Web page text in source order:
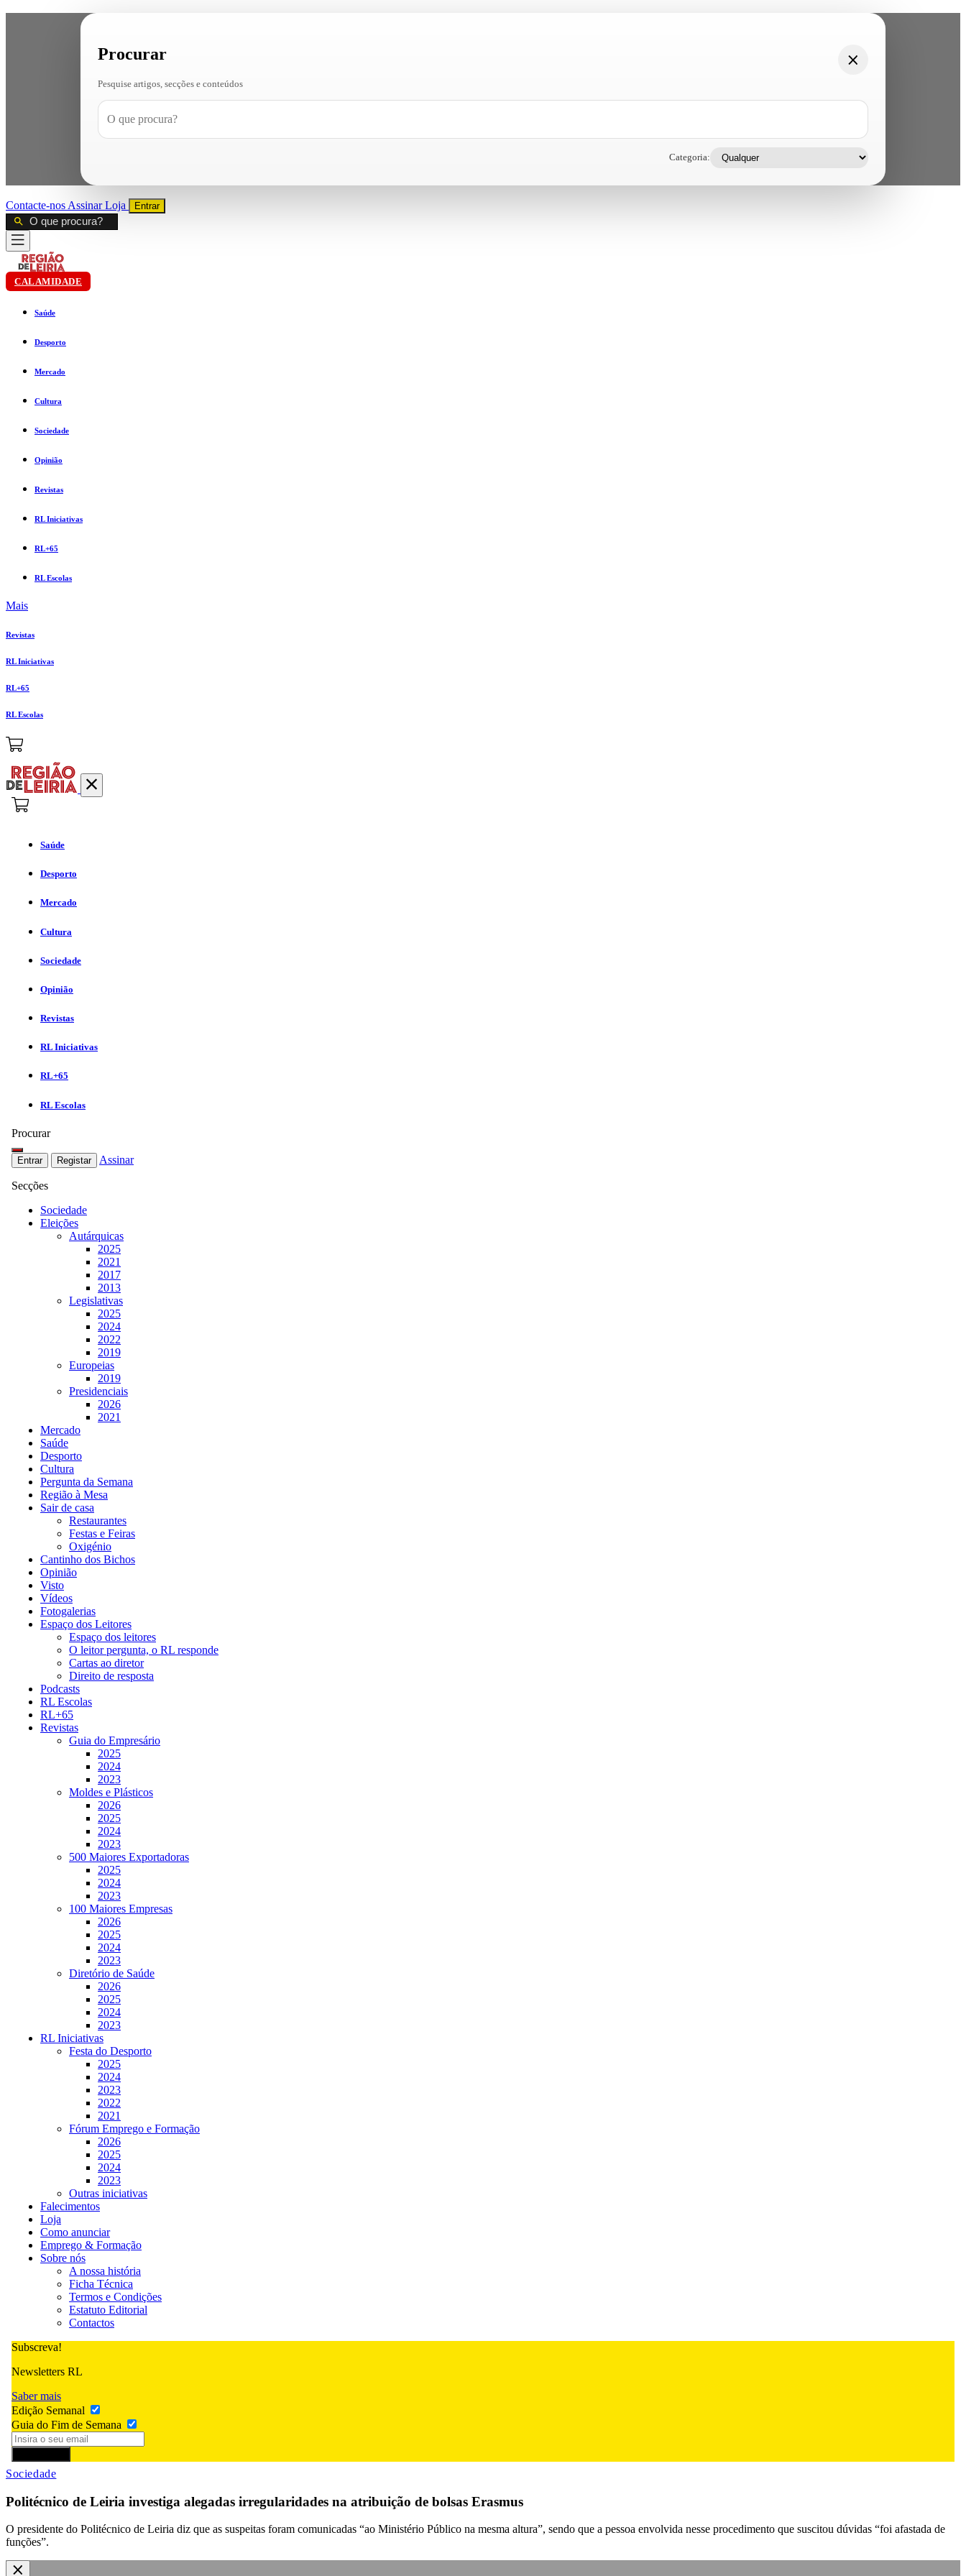
Procurar
Pesquise artigos, secções e conteúdos
Categoria:
Contacte-nos AssinarLoja Entrar
CALAMIDADE
Saúde
Desporto
Mercado
Cultura
Sociedade
Opinião
Revistas
RL Iniciativas
RL+65
RL Escolas
Mais
Revistas
RL Iniciativas
RL+65
RL Escolas
Saúde
Desporto
Mercado
Cultura
Sociedade
Opinião
Revistas
RL Iniciativas
RL+65
RL Escolas
Procurar
Entrar Registar Assinar
Secções
Sociedade
Eleições
Autárquicas
2025
2021
2017
2013
Legislativas
2025
2024
2022
2019
Europeias
2019
Presidenciais
2026
2021
Mercado
Saúde
Desporto
Cultura
Pergunta da Semana
Região à Mesa
Sair de casa
Restaurantes
Festas e Feiras
Oxigénio
Cantinho dos Bichos
Opinião
Visto
Vídeos
Fotogalerias
Espaço dos Leitores
Espaço dos leitores
O leitor pergunta, o RL responde
Cartas ao diretor
Direito de resposta
Podcasts
RL Escolas
RL+65
Revistas
Guia do Empresário
2025
2024
2023
Moldes e Plásticos
2026
2025
2024
2023
500 Maiores Exportadoras
2025
2024
2023
100 Maiores Empresas
2026
2025
2024
2023
Diretório de Saúde
2026
2025
2024
2023
RL Iniciativas
Festa do Desporto
2025
2024
2023
2022
2021
Fórum Emprego e Formação
2026
2025
2024
2023
Outras iniciativas
Falecimentos
Loja
Como anunciar
Emprego & Formação
Sobre nós
A nossa história
Ficha Técnica
Termos e Condições
Estatuto Editorial
Contactos
Subscreva!
Newsletters RL
Saber mais
Edição Semanal
Guia do Fim de Semana
Sociedade
Politécnico de Leiria investiga alegadas irregularidades na atribuição de bolsas Erasmus
O presidente do Politécnico de Leiria diz que as suspeitas foram comunicadas “ao Ministério Público na mesma altura”, sendo que a pessoa envolvida nesse procedimento que suscitou dúvidas “foi afastada de
funções”.